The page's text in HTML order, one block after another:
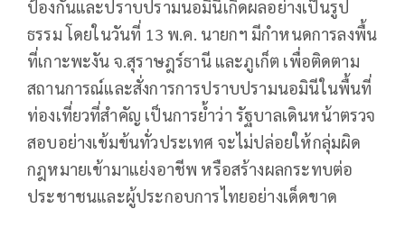
ป้องกันและปราบปรามนอมินีเกิดผลอย่างเป็นรูป
ธรรม โดยในวันที่ 13 พ.ค. นายกฯ มีกำหนดการลงพื้น
ที่เกาะพะงัน จ.สุราษฎร์ธานี และภูเก็ต เพื่อติดตาม
สถานการณ์และสั่งการการปราบปรามนอมินีในพื้นที่
ท่องเที่ยวที่สำคัญ เป็นการย้ำว่า รัฐบาลเดินหน้าตรวจ
สอบอย่างเข้มข้นทั่วประเทศ จะไม่ปล่อยให้กลุ่มผิด
กฎหมายเข้ามาแย่งอาชีพ หรือสร้างผลกระทบต่อ
ประชาชนและผู้ประกอบการไทยอย่างเด็ดขาด